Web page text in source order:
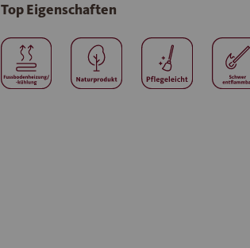
Top Eigenschaften